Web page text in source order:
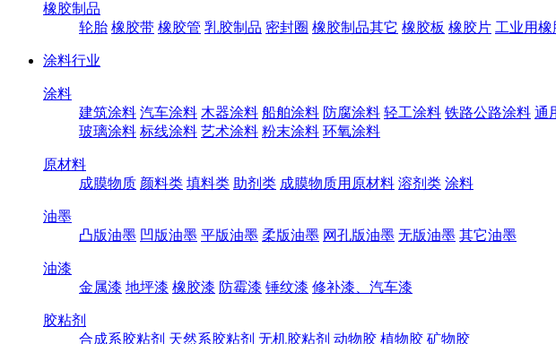
橡胶制品
轮胎 橡胶带 橡胶管 乳胶制品 密封圈 橡胶制品其它 橡胶板 橡胶片 工业用橡
涂料行业
涂料
建筑涂料 汽车涂料 木器涂料 船舶涂料 防腐涂料 轻工涂料 铁路公路涂料 通
玻璃涂料 标线涂料 艺术涂料 粉末涂料 环氧涂料
原材料
成膜物质 颜料类 填料类 助剂类 成膜物质用原材料 溶剂类 涂料
油墨
凸版油墨 凹版油墨 平版油墨 柔版油墨 网孔版油墨 无版油墨 其它油墨
油漆
金属漆 地坪漆 橡胶漆 防霉漆 锤纹漆 修补漆、汽车漆
胶粘剂
合成系胶粘剂 天然系胶粘剂 无机胶粘剂 动物胶 植物胶 矿物胶